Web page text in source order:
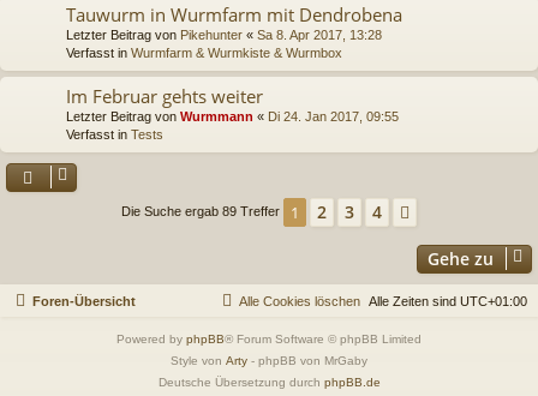
Tauwurm in Wurmfarm mit Dendrobena
Letzter Beitrag von Pikehunter « Sa 8. Apr 2017, 13:28
Verfasst in Wurmfarm & Wurmkiste & Wurmbox
Im Februar gehts weiter
Letzter Beitrag von Wurmmann « Di 24. Jan 2017, 09:55
Verfasst in Tests
Die Suche ergab 89 Treffer 1 2 3 4
Gehe zu
Foren-Übersicht Alle Zeiten sind UTC+01:00
Alle Cookies löschen
Powered by phpBB® Forum Software © phpBB Limited
Style von Arty - phpBB von MrGaby
Deutsche Übersetzung durch phpBB.de